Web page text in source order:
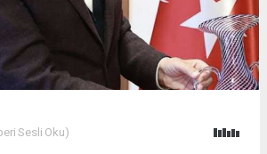
Sesli Oku)